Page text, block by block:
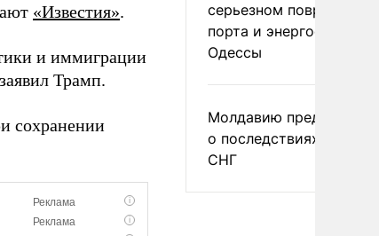
«Известия».
и иммиграции
Трамп.
сохранении
серьезном
порта и энергообъектов
Одессы
Молдавию
о последствиях выхода
СНГ